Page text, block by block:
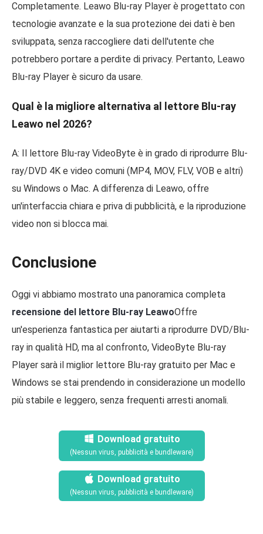
Completamente. Leawo Blu-ray Player è progettato con
tecnologie avanzate e la sua protezione dei dati è ben
sviluppata, senza raccogliere dati dell'utente che
potrebbero portare a perdite di privacy. Pertanto, Leawo
Blu-ray Player è sicuro da usare.
Qual è la migliore alternativa al lettore Blu-ray
Leawo nel 2026?
A: Il lettore Blu-ray VideoByte è in grado di riprodurre Blu-
ray/DVD 4K e video comuni (MP4, MOV, FLV, VOB e altri)
su Windows o Mac. A differenza di Leawo, offre
un'interfaccia chiara e priva di pubblicità, e la riproduzione
video non si blocca mai.
Conclusione
Oggi vi abbiamo mostrato una panoramica completa
recensione del lettore Blu-ray LeawoOffre
un'esperienza fantastica per aiutarti a riprodurre DVD/Blu-
ray in qualità HD, ma al confronto, VideoByte Blu-ray
Player sarà il miglior lettore Blu-ray gratuito per Mac e
Windows se stai prendendo in considerazione un modello
più stabile e leggero, senza frequenti arresti anomali.
Download gratuito
(Nessun virus, pubblicità e bundleware)
Download gratuito
(Nessun virus, pubblicità e bundleware)